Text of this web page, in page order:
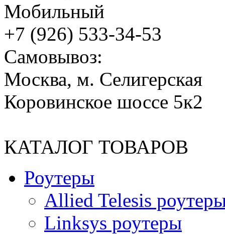
Мобильный
+7 (926) 533-34-53
Cамовывоз:
Москва, м. Селигерская
Коровинское шоссе 5к2
КАТАЛОГ ТОВАРОВ
Роутеры
Allied Telesis
Linksys роутеры